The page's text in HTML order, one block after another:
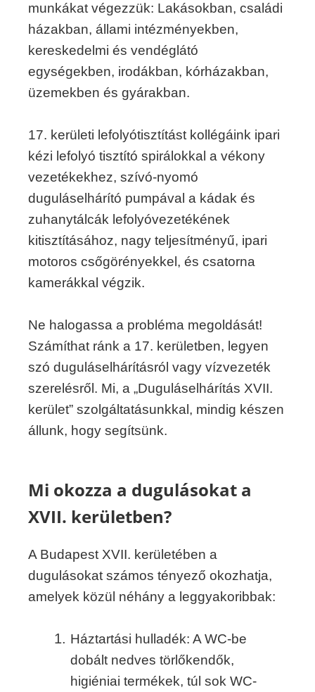
munkákat végezzük: Lakásokban, családi
házakban, állami intézményekben,
kereskedelmi és vendéglátó
egységekben, irodákban, kórházakban,
üzemekben és gyárakban.
17. kerületi lefolyótisztítást kollégáink ipari
kézi lefolyó tisztító spirálokkal a vékony
vezetékekhez, szívó-nyomó
duguláselhárító pumpával a kádak és
zuhanytálcák lefolyóvezetékének
kitisztításához, nagy teljesítményű, ipari
motoros csőgörényekkel, és csatorna
kamerákkal végzik.
Ne halogassa a probléma megoldását!
Számíthat ránk a 17. kerületben, legyen
szó duguláselhárításról vagy vízvezeték
szerelésről. Mi, a „Duguláselhárítás XVII.
kerület” szolgáltatásunkkal, mindig készen
állunk, hogy segítsünk.
Mi okozza a dugulásokat a
XVII. kerületben?
A Budapest XVII. kerületében a
dugulásokat számos tényező okozhatja,
amelyek közül néhány a leggyakoribbak:
Háztartási hulladék: A WC-be
dobált nedves törlőkendők,
higiéniai termékek, túl sok WC-